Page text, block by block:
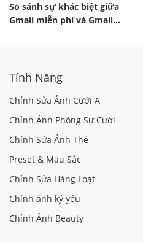
So sánh sự khác biệt giữa
Gmail miễn phí và Gmail
Tính Năng
Chỉnh Sửa Ảnh Cưới A
Chỉnh Ảnh Phóng Sự Cưới
Chỉnh Sửa Ảnh Thẻ
Preset & Màu Sắc
Chỉnh Sửa Hàng Loạt
Chỉnh ảnh kỷ yếu
Chỉnh Ảnh Beauty